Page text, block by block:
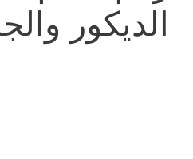
الديكور